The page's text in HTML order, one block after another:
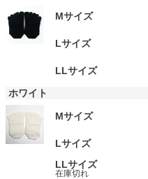
Mサイズ
Lサイズ
LLサイズ
ホワイト
Mサイズ
Lサイズ
LLサイズ
在庫切れ